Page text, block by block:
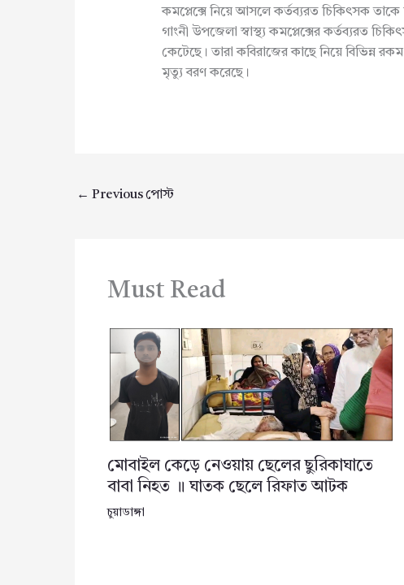
কমপ্লেক্সে নিয়ে আসলে কর্তব্যরত চিকিৎসক
গাংনী উপজেলা স্বাস্থ্য কমপ্লেক্সের কর্তব্যরত
কেটেছে। তারা কবিরাজের কাছে নিয়ে বিভিন্ন
মৃত্যু বরণ করেছে।
← Previous পোস্ট
Must Read
মোবাইল কেড়ে নেওয়ায় ছেলের ছুরিকাঘাতে
বাবা নিহত ॥ ঘাতক ছেলে রিফাত আটক
চুয়াডাঙ্গা